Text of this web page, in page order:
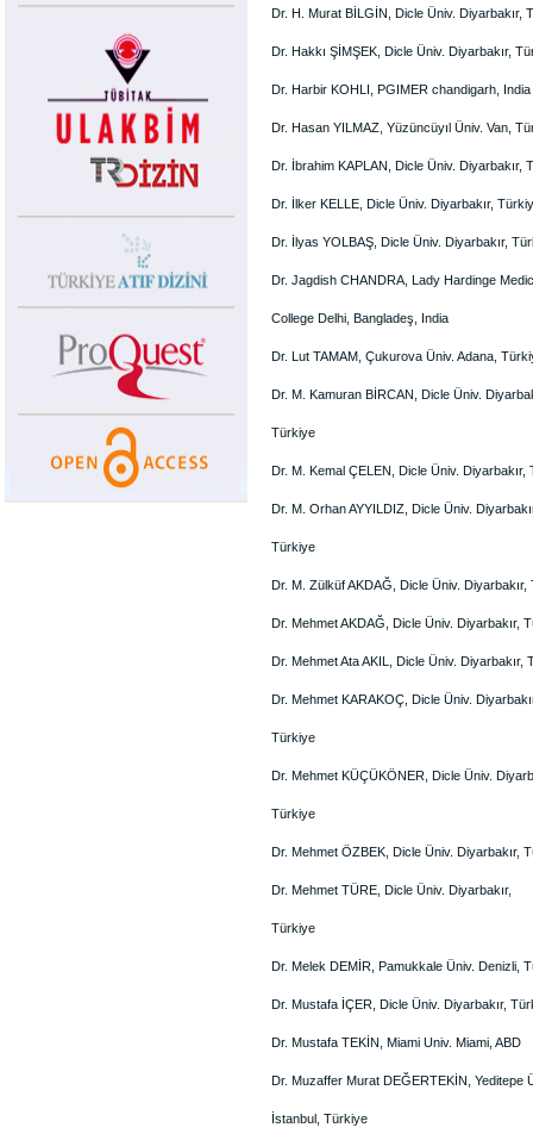
Dr. H. Murat BİLGİN, Dicle Üniv. Diyarbakır,
Dr. Hakkı ŞİMŞEK, Dicle Üniv. Diyarbakır,
Dr. Harbir KOHLI, PGIMER chandigarh, India
Dr. Hasan YILMAZ, Yüzüncüyıl Üniv. Van,
Dr. İbrahim KAPLAN, Dicle Üniv. Diyarbakır,
Dr. İlker KELLE, Dicle Üniv. Diyarbakır,
Dr. İlyas YOLBAŞ, Dicle Üniv. Diyarbakır,
Dr. Jagdish CHANDRA, Lady Hardinge
College Delhi, Bangladeş, India
Dr. Lut TAMAM, Çukurova Üniv. Adana,
Dr. M. Kamuran BİRCAN, Dicle Üniv.
Türkiye
Dr. M. Kemal ÇELEN, Dicle Üniv. Diyarbakır,
Dr. M. Orhan AYYILDIZ, Dicle Üniv.
Türkiye
Dr. M. Zülküf AKDAĞ, Dicle Üniv. Diyarbakır,
Dr. Mehmet AKDAĞ, Dicle Üniv. Diyarbakır,
Dr. Mehmet Ata AKIL, Dicle Üniv. Diyarbakır,
Dr. Mehmet KARAKOÇ, Dicle Üniv.
Türkiye
Dr. Mehmet KÜÇÜKÖNER, Dicle Üniv.
Türkiye
Dr. Mehmet ÖZBEK, Dicle Üniv. Diyarbakır,
Dr. Mehmet TÜRE, Dicle Üniv. Diyarbakır,
Türkiye
Dr. Melek DEMİR, Pamukkale Üniv. Denizli,
Dr. Mustafa İÇER, Dicle Üniv. Diyarbakır,
Dr. Mustafa TEKİN, Miami Univ. Miami, ABD
Dr. Muzaffer Murat DEĞERTEKİN, Yeditepe
İstanbul, Türkiye